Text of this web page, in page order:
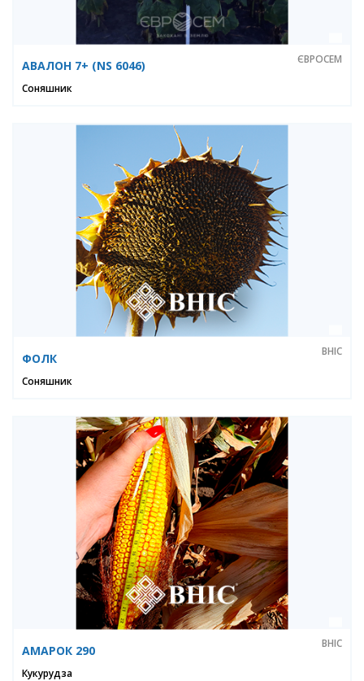
АВАЛОН 7+ (NS 6046) ЄВРОСЕМ
Соняшник
ФОЛК ВНІС
Соняшник
АМАРОК 290 ВНІС
Кукурудза